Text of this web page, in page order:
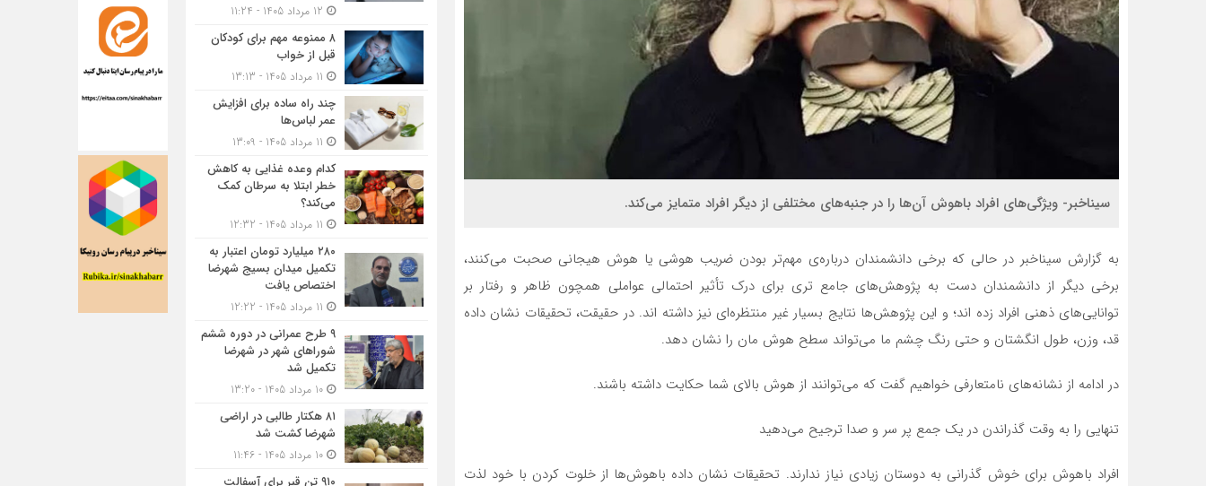
سیناخبر- ویژگی‌های افراد باهوش آن‌ها را در جنبه‌های مختلفی از دیگر افراد متمایز می‌کند.
به گزارش سیناخبر در حالی که برخی دانشمندان درباره‌ی مهم‌تر بودن ضریب هوشی یا هوش هیجانی صحبت می‌کنند،
برخی دیگر از دانشمندان دست به پژوهش‌های جامع تری برای درک تأثیر احتمالی عواملی همچون ظاهر و رفتار بر
توانایی‌های ذهنی افراد زده اند؛ و این پژوهش‌ها نتایج بسیار غیر منتظره‌ای نیز داشته اند. در حقیقت، تحقیقات نشان داده
قد، وزن، طول انگشتان و حتی رنگ چشم ما می‌تواند سطح هوش مان را نشان دهد.
در ادامه از نشانه‌های نامتعارفی خواهیم گفت که می‌توانند از هوش بالای شما حکایت داشته باشند.
تنهایی را به وقت گذراندن در یک جمع پر سر و صدا ترجیح می‌دهید
افراد باهوش برای خوش گذرانی به دوستان زیادی نیاز ندارند. تحقیقات نشان داده باهوش‌ها از خلوت کردن با خود لذت
۸ ممنوعه مهم برای کودکان
قبل از خواب
چند راه ساده برای افزایش
عمر لباس‌ها
کدام وعده غذایی به کاهش
خطر ابتلا به سرطان کمک
می‌کند؟
۲۸۰ میلیارد تومان اعتبار به
تکمیل میدان بسیج شهرضا
اختصاص یافت
۹ طرح عمرانی در دوره ششم
شوراهای شهر در شهرضا
تکمیل شد
۸۱ هکتار طالبی در اراضی
شهرضا کشت شد
۹۱۰ تن قیر برای آسفالت